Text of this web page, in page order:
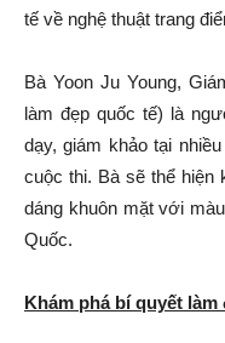
tế về nghệ thuật trang
Bà Yoon Ju Young,
làm đẹp quốc tế) là
dạy, giám khảo tại
cuộc thi. Bà sẽ thể hiện
dáng khuôn mặt với
Quốc.
Khám phá bí quyết